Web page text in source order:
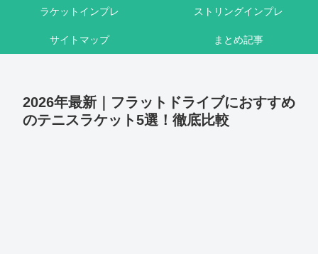
ラケットインプレ ストリングインプレ
サイトマップ まとめ記事
2026年最新｜フラットドライブにおすすめ
のテニスラケット5選！徹底比較